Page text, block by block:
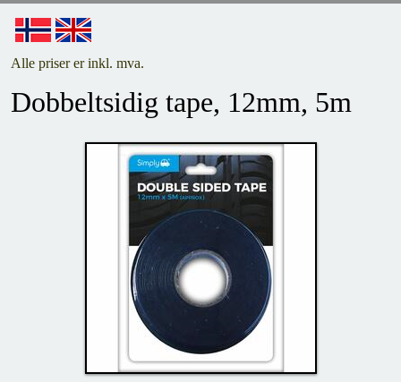
Alle priser er inkl. mva.
Dobbeltsidig tape, 12mm, 5m